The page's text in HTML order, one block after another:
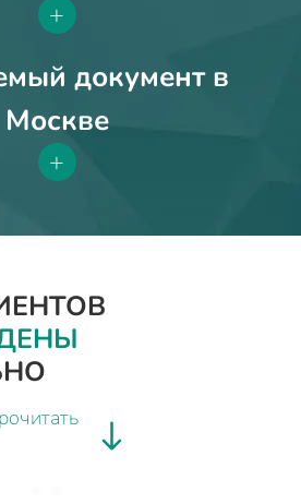
+
документ в
Москве
+